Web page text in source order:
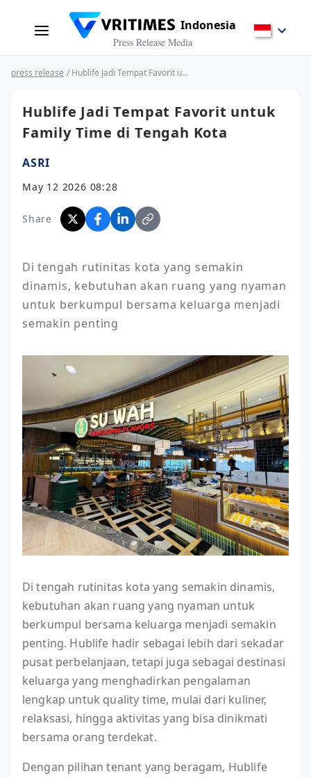
Indonesia
Press Release Media
press release / Hublife Jadi Tempat Favorit untuk Family Time di Tengah Kota
Hublife Jadi Tempat Favorit untuk
Family Time di Tengah Kota
ASRI
May 12 2026 08:28
Share
Di tengah rutinitas kota yang semakin
dinamis, kebutuhan akan ruang yang nyaman
untuk berkumpul bersama keluarga menjadi
semakin penting
Di tengah rutinitas kota yang semakin dinamis,
kebutuhan akan ruang yang nyaman untuk
berkumpul bersama keluarga menjadi semakin
penting. Hublife hadir sebagai lebih dari sekadar
pusat perbelanjaan, tetapi juga sebagai destinasi
keluarga yang menghadirkan pengalaman
lengkap untuk quality time, mulai dari kuliner,
relaksasi, hingga aktivitas yang bisa dinikmati
bersama orang terdekat.
Dengan pilihan tenant yang beragam, Hublife